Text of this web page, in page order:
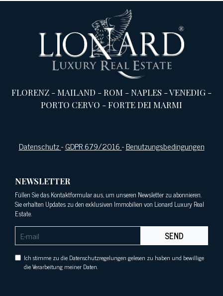
FLORENZ -MAILAND -ROM -NAPLES -VENEDIG -
PORTO CERVO -FORTE DEI MARMI
Datenschutz-GDPR 679/2016-Benutzungsbedingungen
NEWSLETTER
Füllen Sie das Kontaktformular aus, um unseren Newsletter zu abonnieren.
Sie erhalten Updates zu den exklusiven Immobilien von Lionard Luxury Real
Estate.
SEND
Ich stimme zu die Datenschutzregelungen gelesen zu haben und bewillige
die Verarbeitung meiner Daten.